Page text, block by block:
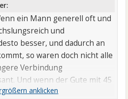
ein Mann generell oft und
und
besser, und dadurch an
so waren doch nicht alle
Verbindung
Und wenn der Gute mit 45
niederzulassen und